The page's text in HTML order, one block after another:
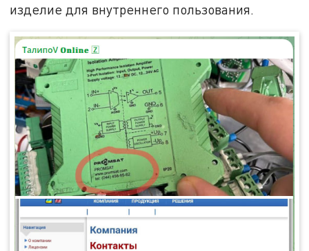
изделие для внутреннего пользования.